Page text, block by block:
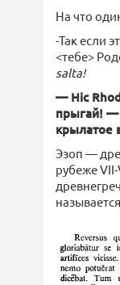
На что
-Так если
<тебе>
salta!
— Hic
прыгай! —
крылатое
Эзоп —
рубеже